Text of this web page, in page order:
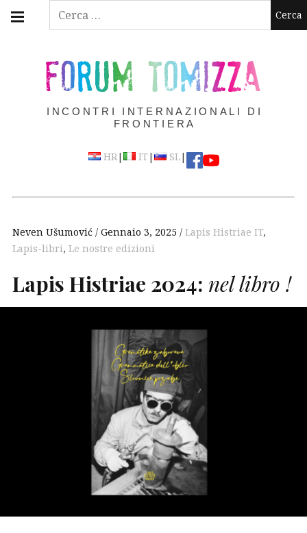
Ricerca
Skip
FORUM TOMIZZA
INCONTRI INTERNAZIONALI DI
FRONTIERA
HR| IT | SL|
navigation
Neven Ušumović Gennaio 3, 2025 Lapis Histriae IT,
Lapis-libri, Le nostre edizioni
Lapis Histriae 2024: nel libro !